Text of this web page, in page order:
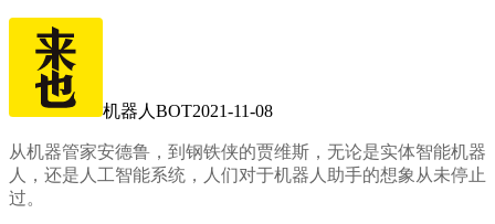
机器人BOT2021-11-08
从机器管家安德鲁，到钢铁侠的贾维斯，无论是实体智能机器
人，还是人工智能系统，人们对于机器人助手的想象从未停止
过。